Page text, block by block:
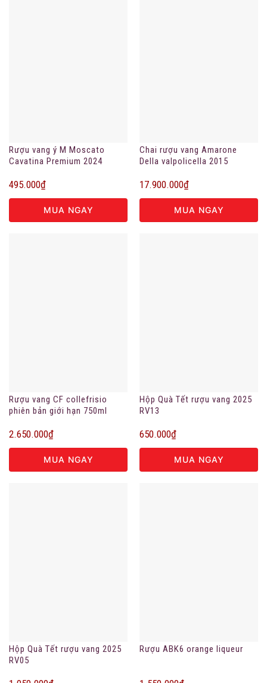
Rượu vang ý M Moscato
Cavatina Premium 2024
495.000₫
MUA NGAY
Chai rượu vang Amarone
Della valpolicella 2015
17.900.000₫
MUA NGAY
Rượu vang CF collefrisio
phiên bản giới hạn 750ml
2.650.000₫
MUA NGAY
Hộp Quà Tết rượu vang 2025
RV13
650.000₫
MUA NGAY
Hộp Quà Tết rượu vang 2025
RV05
Rượu ABK6 orange liqueur